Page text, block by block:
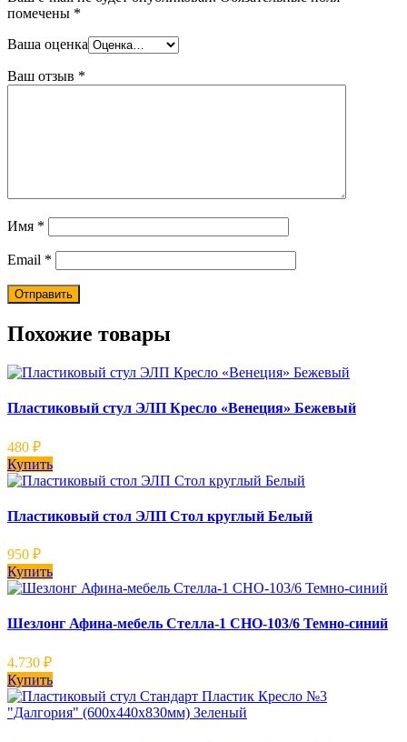
помечены *
Ваша оценка
Ваш отзыв *
Имя *
Email *
Похожие товары
Пластиковый стул ЭЛП Кресло «Венеция» Бежевый
480 ₽
Купить
Пластиковый стол ЭЛП Стол круглый Белый
950 ₽
Купить
Шезлонг Афина-мебель Стелла-1 CHO-103/6 Темно-синий
4.730 ₽
Купить